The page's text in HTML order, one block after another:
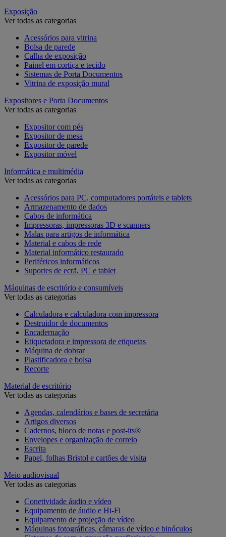
Exposição
Ver todas as categorias
Acessórios para vitrina
Bolsa de parede
Calha de exposição
Painel em cortiça e tecido
Sistemas de Porta Documentos
Vitrina de exposição mural
Expositores e Porta Documentos
Ver todas as categorias
Expositor com pés
Expositor de mesa
Expositor de parede
Expositor móvel
Informática e multimédia
Ver todas as categorias
Acessórios para PC, computadores portáteis e tablets
Armazenamento de dados
Cabos de informática
Impressoras, impressoras 3D e scanners
Malas para artigos de informática
Material e cabos de rede
Material informático restaurado
Periféricos informáticos
Suportes de ecrã, PC e tablet
Máquinas de escritório e consumíveis
Ver todas as categorias
Calculadora e calculadora com impressora
Destruidor de documentos
Encadernação
Etiquetadora e impressora de etiquetas
Máquina de dobrar
Plastificadora e bolsa
Recorte
Material de escritório
Ver todas as categorias
Agendas, calendários e bases de secretária
Artigos diversos
Cadernos, bloco de notas e post-its®
Envelopes e organização de correio
Escrita
Papel, folhas Bristol e cartões de visita
Meio audiovisual
Ver todas as categorias
Conetividade áudio e vídeo
Equipamento de áudio e Hi-Fi
Equipamento de projeção de vídeo
Máquinas fotográficas, câmaras de vídeo e binóculos